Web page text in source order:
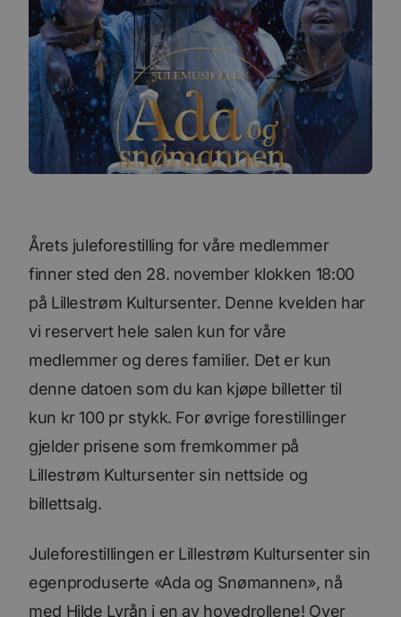
Årets juleforestilling for våre medlemmer
finner sted den 28. november klokken 18:00
på Lillestrøm Kultursenter. Denne kvelden har
vi reservert hele salen kun for våre
medlemmer og deres familier. Det er kun
denne datoen som du kan kjøpe billetter til
kun kr 100 pr stykk. For øvrige forestillinger
gjelder prisene som fremkommer på
Lillestrøm Kultursenter sin nettside og
billettsalg.
Juleforestillingen er Lillestrøm Kultursenter sin
egenproduserte «Ada og Snømannen», nå
med Hilde Lyrån i en av hovedrollene! Over